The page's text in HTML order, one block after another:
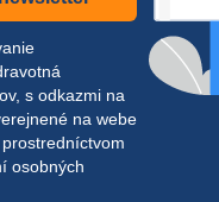
s odkazmi na
na webe
osobných